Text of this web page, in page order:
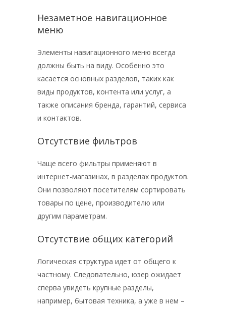
Незаметное навигационное
меню
Элементы навигационного меню всегда
должны быть на виду. Особенно это
касается основных разделов, таких как
виды продуктов, контента или услуг, а
также описания бренда, гарантий, сервиса
и контактов.
Отсутствие фильтров
Чаще всего фильтры применяют в
интернет-магазинах, в разделах продуктов.
Они позволяют посетителям сортировать
товары по цене, производителю или
другим параметрам.
Отсутствие общих категорий
Логическая структура идет от общего к
частному. Следовательно, юзер ожидает
сперва увидеть крупные разделы,
например, бытовая техника, а уже в нем –